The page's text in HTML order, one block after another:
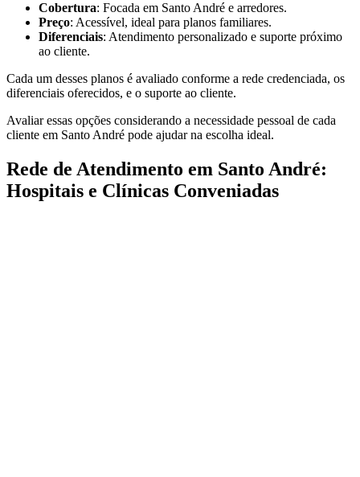
Cobertura: Focada em Santo André e arredores.
Preço: Acessível, ideal para planos familiares.
Diferenciais: Atendimento personalizado e suporte próximo
ao cliente.
Cada um desses planos é avaliado conforme a rede credenciada, os
diferenciais oferecidos, e o suporte ao cliente.
Avaliar essas opções considerando a necessidade pessoal de cada
cliente em Santo André pode ajudar na escolha ideal.
Rede de Atendimento em Santo André:
Hospitais e Clínicas Conveniadas